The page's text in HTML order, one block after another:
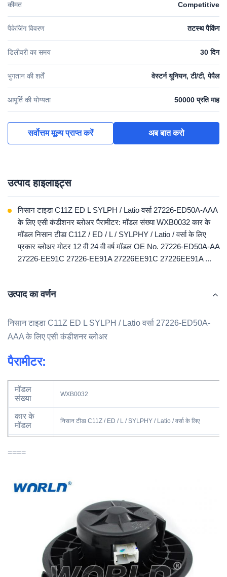
कीमत Competitive
पैकेजिंग विवरण तटस्थ पैकिंग
डिलीवरी का समय 30 दिन
भुगतान की शर्तें वेस्टर्न यूनियन, टी/टी, पेपैल
आपूर्ति की योग्यता 50000 प्रति माह
सर्वोत्तम मूल्य प्राप्त करें अब बात करो
उत्पाद हाइलाइट्स
निसान टाइडा C11Z ED L SYLPH / Latio वर्सा 27226-ED50A-AAA
के लिए एसी कंडीशनर ब्लोअर पैरामीटर: मॉडल संख्या WXB0032 कार के
मॉडल निसान टीडा C11Z / ED / L / SYLPHY / Latio / वर्सा के लिए
प्रकार ब्लोअर मोटर 12 वी 24 वी वर्ष मॉडल OE No. 27226-ED50A-AA
27226-EE91C 27226-EE91A 27226EE91C 27226EE91A ...
उत्पाद का वर्णन
निसान टाइडा C11Z ED L SYLPH / Latio वर्सा 27226-ED50A-
AAA के लिए एसी कंडीशनर ब्लोअर
पैरामीटर:
मॉडल
संख्या
WXB0032
कार के
मॉडल
निसान टीडा C11Z / ED / L / SYLPHY / Latio / वर्सा के लिए
OE No.
27226EE91C 27226EE91A 27226ED000 27226-
ED50A 27226-EE9A 27226ED50A 27226EE910
यदि आपको यह सुनिश्चित करने के लिए सहायता की
आवश्यकता है कि यह हिस्सा आपके वाहन में फिट
होगा। कृपया हमें अपने पुराने उत्पाद की फोटो भेजें।
OEM और / या वर्ष, अपने वाहन का मॉडल और इंजन
आकार बनाएं ताकि हम आपके लिए इसकी पुष्टि कर
सकें। हम यह सुनिश्चित करने के लिए भी अनुकूलता
चार्ट का उपयोग करने की सलाह देते हैं कि यह उत्पाद
आपके वाहन में फिट होगा।
====